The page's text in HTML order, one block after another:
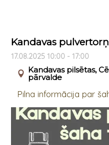
Kandavas
17.08.2025 10:00 - 17:00
Kandavas pilsētas,
pārvalde
Pilna informācija par